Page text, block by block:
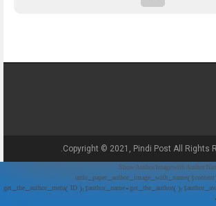
Copyright © 2021, Pindi Post All Rights
// Show Author Image with Author
get_the_author_meta('ID'); $author_name = get_the_author();